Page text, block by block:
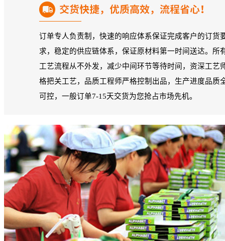
订单专人负责制，快速的响应体系保证完成客户的订货
求，稳定的供应链体系，保证原材料第一时间送达。所
工艺流程从不外发，减少中间环节等待时间，资深工艺
格把关工艺，品质工程师严格控制出品，生产进度品质
可控，一般订单7-15天交货为您抢占市场先机。